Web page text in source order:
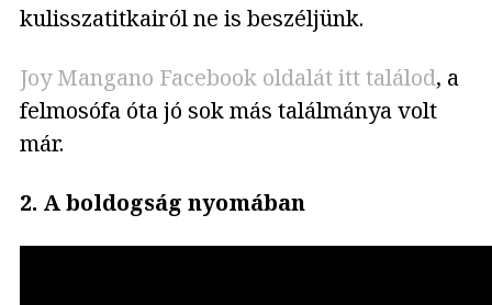
kulisszatitkairól ne is beszéljünk.
Joy Mangano Facebook oldalát itt találod, a
felmosófa óta jó sok más találmánya volt
már.
2. A boldogság nyomában